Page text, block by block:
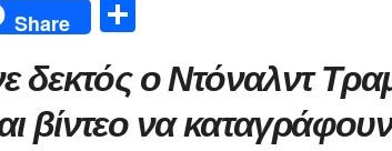
Share
ρ
α
δεκτός ο Ντόναλντ
βίντεο να